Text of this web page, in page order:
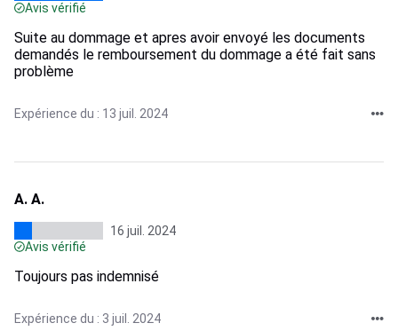
Avis vérifié
Suite au dommage et apres avoir envoyé les documents
demandés le remboursement du dommage a été fait sans
problème
Expérience du : 13 juil. 2024
A. A.
16 juil. 2024
Avis vérifié
Toujours pas indemnisé
Expérience du : 3 juil. 2024